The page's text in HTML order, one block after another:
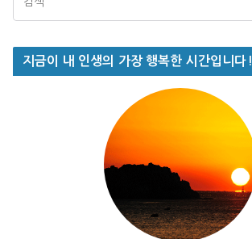
지금이 내 인생의 가장 행복한 시간입니다!